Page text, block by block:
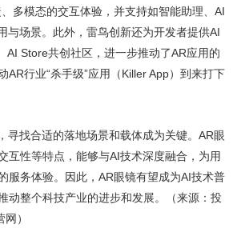
多模态的交互体验，并支持如智能助理、AI
与场景。此外，雷鸟创新还为开发者提供AI
AI Store共创社区，进一步推动了AR应用的
AR行业“杀手级”应用（Killer App）到来打下
寻找合适的落地场景和载体成为关键。AR眼
互性等特点，能够与AI技术深度融合，为用
服务体验。因此，AR眼镜有望成为AI技术普
动整个科技产业的进步和发展。（来源：投
）